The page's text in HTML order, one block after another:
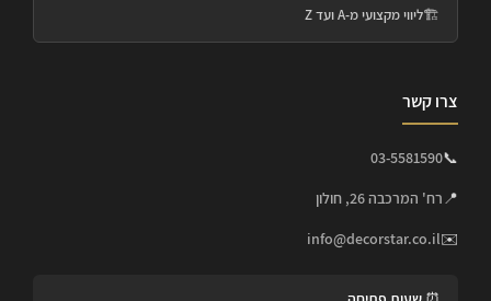
🏗️ליווי מקצועי מ-A ועד Z
צרו קשר
📞
03-5581590
📍רח' המרכבה 26, חולון
✉️
info@decorstar.co.il